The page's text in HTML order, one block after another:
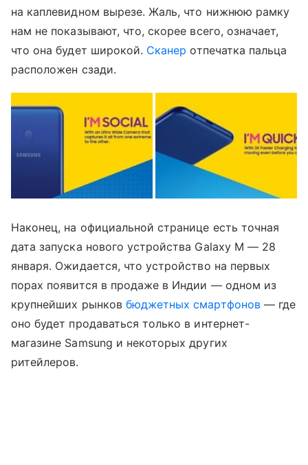
на каплевидном вырезе. Жаль, что нижнюю рамку
нам не показывают, что, скорее всего, означает,
что она будет широкой. Сканер отпечатка пальца
расположен сзади.
Наконец, на официальной странице есть точная
дата запуска нового устройства Galaxy M — 28
января. Ожидается, что устройство на первых
порах появится в продаже в Индии — одном из
крупнейших рынков бюджетных смартфонов— где
оно будет продаваться только в интернет-
магазине Samsung и некоторых других
ритейлеров.